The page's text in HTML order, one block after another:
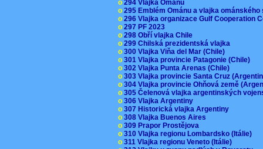
o 294 Vlajka Ománu
o 295 Emblém Ománu a vlajka
o 296 Vlajka organizace Gulf Cooperation
o 297 PF 2023
o 298 Obří vlajka Chile
o 299 Chilská prezidentská vlajka
o 300 Vlajka Viňa del Mar (Chile)
o 301 Vlajka provincie Patagonie (Chile)
o 302 Vlajka Punta Arenas (Chile)
o 303 Vlajka provincie Santa Cruz
o 304 Vlajka provincie Ohňová země
o 305 Čelenová vlajka argentinských
o 306 Vlajka Argentiny
o 307 Historická vlajka Argentiny
o 308 Vlajka Buenos Aires
o 309 Prapor Prostějova
o 310 Vlajka regionu Lombardsko (Itálie)
o 311 Vlajka regionu Veneto (Itálie)